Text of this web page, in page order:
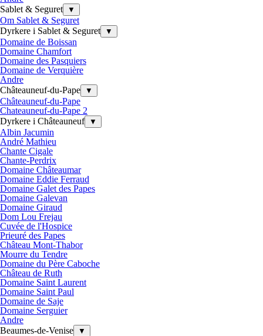
Sablet & Seguret
▼
Om Sablet & Seguret
Dyrkere i Sablet & Seguret
▼
Domaine de Boissan
Domaine Chamfort
Domaine des Pasquiers
Domaine de Verquière
Andre
Châteauneuf-du-Pape
▼
Châteauneuf-du-Pape
Chateauneuf-du-Pape 2
Dyrkere i Châteauneuf
▼
Albin Jacumin
André Mathieu
Chante Cigale
Chante-Perdrix
Domaine Châteaumar
Domaine Eddie Ferraud
Domaine Galet des Papes
Domaine Galevan
Domaine Giraud
Dom Lou Frejau
Cuvée de l'Hospice
Prieuré des Papes
Château Mont-Thabor
Mourre du Tendre
Domaine du Père Caboche
Château de Ruth
Domaine Saint Laurent
Domaine Saint Paul
Domaine de Saje
Domaine Serguier
Andre
Beaumes-de-Venise
▼